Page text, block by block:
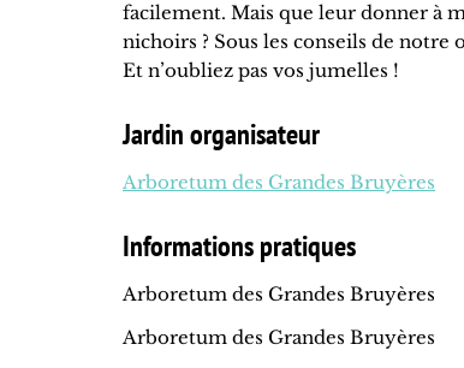
facilement. Mais que leur donner à
nichoirs ? Sous les conseils de
Et n’oubliez pas vos jumelles !
Jardin organisateur
Arboretum des Grandes Bruyères
Informations pratiques
Arboretum des Grandes Bruyères
Arboretum des Grandes Bruyères